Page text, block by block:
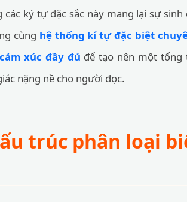
các ký tự đặc sắc này mang lại sự
cùng hệ thống kí tự đặc biệt
xúc đầy đủ để tạo nên một tổng
nặng nề cho người đọc.
trúc phân loại